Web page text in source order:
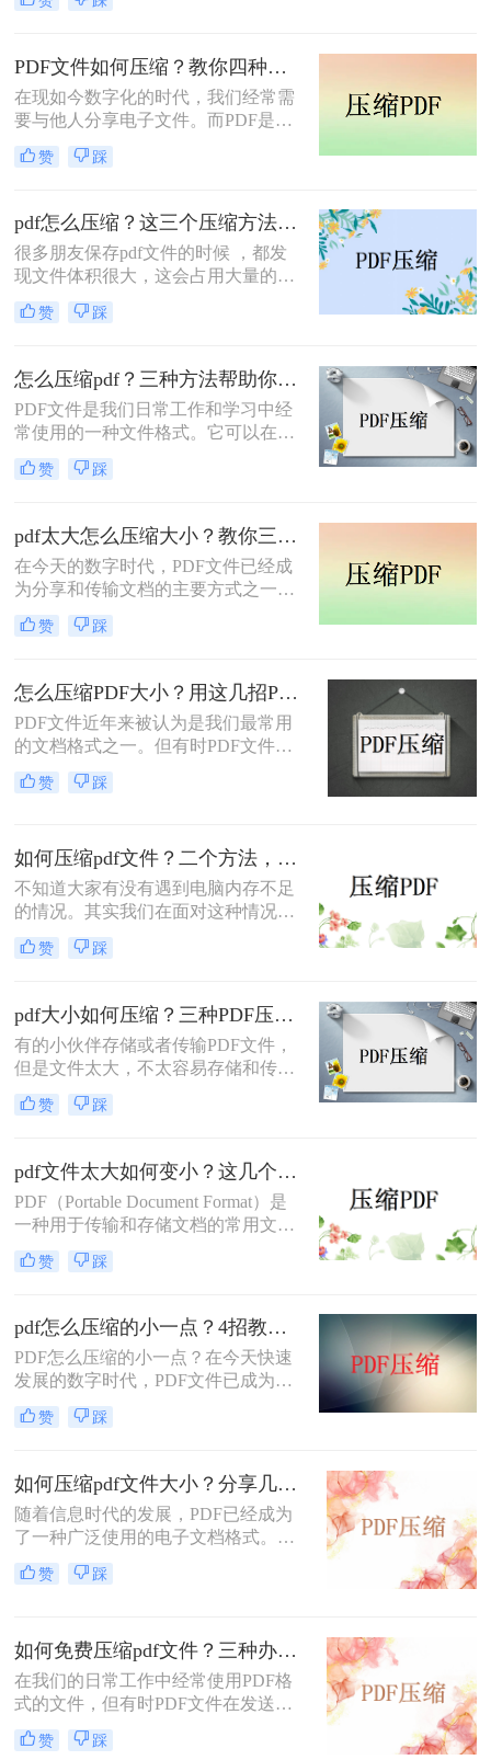
具。
们占据的存储空间也越来越大，这无
那么如何缩小pdf文件的大小呢？本文
将为大家介绍一些简单而有效的方
法，帮助你降低PDF文件的存储空间
占用。
PDF文件如何压缩？教你四种特别实用的方法！
在现如今数字化的时代，我们经常需
要与他人分享电子文件。而PDF是一
种常见的文件格式，因为它可以在不
同设备和操作系统上保持格式的一致
件过大，无法快速上传或发送。那么
PDF文件如何压缩，让文件更小更易
分享呢？本文将为您提供详细的解决
方案。
赞 踩
pdf怎么压缩？这三个压缩方法非常不错！
很多朋友保存pdf文件的时候 ，都发
现文件体积很大，这会占用大量的电
脑空间，所以需要对文件进行压缩。
接下来小编就给大家介绍pdf怎么压
赞 踩
怎么压缩pdf？三种方法帮助你解决问题！
PDF文件是我们日常工作和学习中经
常使用的一种文件格式。它可以在不
同的操作系统和设备上保持内容的一
致性。然而，有时候我们会发现PDF
太方便。这时候，压缩PDF文件就是
一个非常好的解决方案！
赞 踩
pdf太大怎么压缩大小？教你三种简单的压缩方法！
在今天的数字时代，PDF文件已经成
为分享和传输文档的主要方式之一。
然而，有时我们可能会遇到一个尴尬
的问题：PDF文件太大了，无法方便
缩大小呢？在本文中，将为您详细介
绍多种方法，助您快速解决这个问
题。
赞 踩
怎么压缩PDF大小？用这几招PDF文件轻松压缩！
PDF文件近年来被认为是我们最常用
的文档格式之一。但有时PDF文件太
大，一般都有几十mb，甚至几百
mb，所以不但上传下载时间，有时需
就来讲讲压缩pdf文件大小的方法。
赞 踩
如何压缩pdf文件？二个方法，帮你高效无损压缩！
不知道大家有没有遇到电脑内存不足
的情况。其实我们在面对这种情况的
时候，只要将电脑里面的PDF文件进
行压缩就可以解放电脑的大部分空
就分享给你PDF压缩大小方法。
赞 踩
pdf大小如何压缩？三种PDF压缩实用方法！
有的小伙伴存储或者传输PDF文件，
但是文件太大，不太容易存储和传
输，因此想要压缩PDF文件，但是却
不知道pdf大小如何压缩，那么小编就
赞 踩
pdf文件太大如何变小？这几个压缩方法非常不错！
PDF（Portable Document Format）是
一种用于传输和存储文档的常用文件
格式。然而，有时候我们会遇到PDF
文件太大的问题，可能会占用很多存
中，我们将介绍一些pdf文件太大如何
变小的方法，帮助你压缩PDF文件大
小，让你的PDF文件变小又不失质
量。
赞 踩
pdf怎么压缩的小一点？4招教会你！
PDF怎么压缩的小一点？在今天快速
发展的数字时代，PDF文件已成为各
行业及个人日常办公的重要文档格
式。批量传输、打印及储存PDF文件
效率。为使PDF文件能够快速、方便
地进行传输，需要我们对其进行压
缩。
赞 踩
如何压缩pdf文件大小？分享几个PDF压缩技巧！
随着信息时代的发展，PDF已经成为
了一种广泛使用的电子文档格式。然
而，随之而来的问题是，有时候我们
会遇到一些PDF文件过大的情况，这
多人关注的焦点。在本文中，我们将
会探讨如何压缩pdf文件大小，使其变
得更加轻巧和便于使用。让我们深入
赞 踩
如何免费压缩pdf文件？三种办法教你压缩
在我们的日常工作中经常使用PDF格
式的文件，但有时PDF文件在发送电
子邮件时体积太大，附件不支持大型
附件。我们该怎么办？可以压缩pdf文
赞 踩